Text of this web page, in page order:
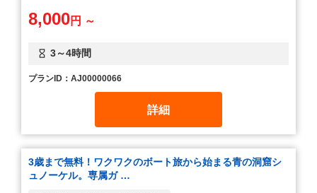
3～4時間
8,000円 ～
プランID：AJ00000066
詳細
3歳まで無料！ワクワクのボート旅から始まる青の洞窟シ
ュノーケル。専属ガ …